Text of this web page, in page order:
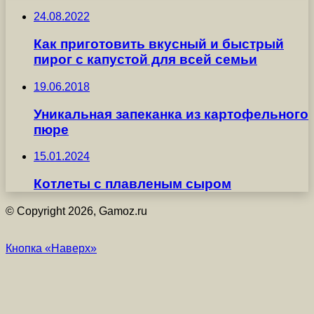
24.08.2022
Как приготовить вкусный и быстрый
пирог с капустой для всей семьи
19.06.2018
Уникальная запеканка из картофельного
пюре
15.01.2024
Котлеты с плавленым сыром
© Copyright 2026, Gamoz.ru
Кнопка «Наверх»